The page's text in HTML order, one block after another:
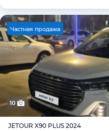
Частная продажа
10
JETOUR X90 PLUS 2024